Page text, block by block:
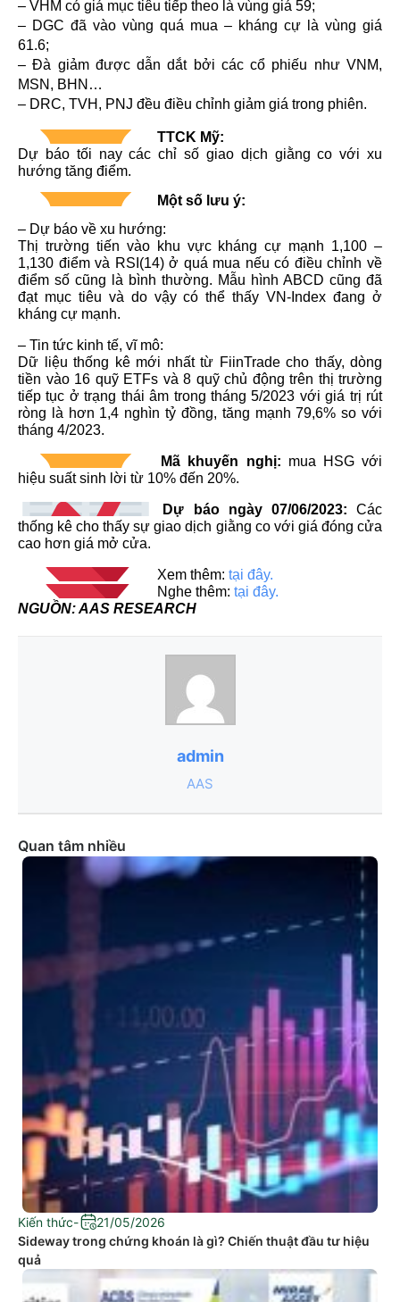
– VHM có giá mục tiêu tiếp theo là vùng giá 59;
– DGC đã vào vùng quá mua – kháng cự là vùng giá
61.6;
–Đà giảm được dẫn dắt bởi các cổ phiếu như VNM,
MSN, BHN…
– DRC, TVH, PNJ đều điều chỉnh giảm giá trong phiên.
TTCK Mỹ:
Dự báo tối nay các chỉ số giao dịch giằng co với xu
hướng tăng điểm.
Một số lưu ý:
– Dự báo về xu hướng:
Thị trường tiến vào khu vực kháng cự mạnh 1,100 –
1,130 điểm và RSI(14) ở quá mua nếu có điều chỉnh về
điểm số cũng là bình thường. Mẫu hình ABCD cũng đã
đạt mục tiêu và do vậy có thể thấy VN-Index đang ở
kháng cự mạnh.
– Tin tức kinh tế, vĩ mô:
Dữ liệu thống kê mới nhất từ FiinTrade cho thấy, dòng
tiền vào 16 quỹ ETFs và 8 quỹ chủ động trên thị trường
tiếp tục ở trạng thái âm trong tháng 5/2023 với giá trị rút
ròng là hơn 1,4 nghìn tỷ đồng, tăng mạnh 79,6% so với
tháng 4/2023.
Mã khuyến nghị: mua HSG với
hiệu suất sinh lời từ 10% đến 20%.
Dự báo ngày 07/06/2023: Các
thống kê cho thấy sự giao dịch giằng co với giá đóng cửa
cao hơn giá mở cửa.
Xem thêm:tại đây.
Nghe thêm:tại đây.
NGUỒN: AAS RESEARCH
admin
AAS
Quan tâm nhiều
Kiến thức-
21/05/2026
Sideway trong chứng khoán là gì? Chiến thuật đầu tư hiệu
quả